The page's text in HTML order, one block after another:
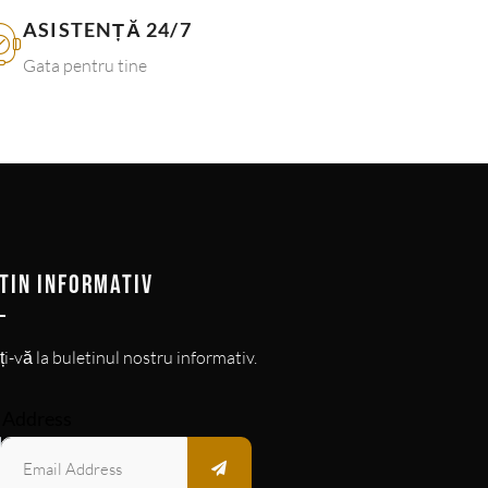
ASISTENȚĂ 24/7
Gata pentru tine
INFORMATIV
vă la buletinul nostru informativ.